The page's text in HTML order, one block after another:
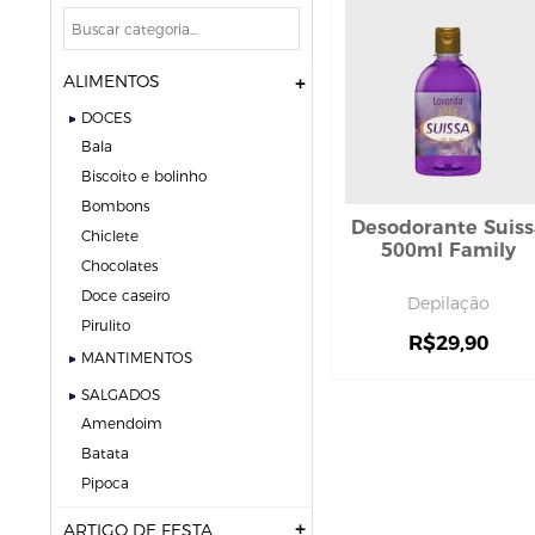
Desodorante
500ml Family
Depilação
R$29,90
ALIMENTOS
DOCES
bala
biscoito e bolinho
bombons
chiclete
chocolates
doce caseiro
pirulito
MANTIMENTOS
SALGADOS
amendoim
batata
pipoca
ARTIGO DE FESTA